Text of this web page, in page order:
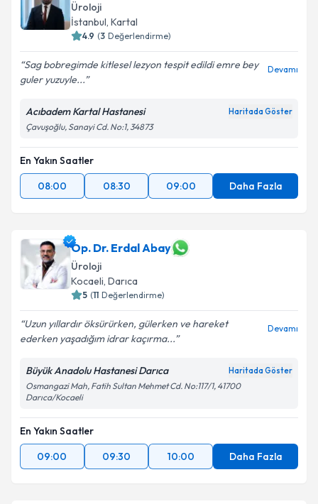
E-posta Adresiniz
Kişisel verilerimin işlenmesine ilişkin
kapsamda işlenmesini kabul ediyorum.
Takvim Talebini Gönder
Üroloji
İstanbul, Kartal
4.9 (3 Değerlendirme)
Sag bobregimde kitlesel lezyon tespit edildi emre bey
guler yuzuyle...
Devamı
Acıbadem Kartal Hastanesi Haritada Göster
Çavuşoğlu, Sanayi Cd. No:1, 34873
En Yakın Saatler
08:00
08:30 09:00 Daha Fazla
Op. Dr. Erdal Abay
Üroloji
Kocaeli, Darıca
5 (11 Değerlendirme)
Uzun yıllardır öksürürken, gülerken ve hareket
ederken yaşadığım idrar kaçırma...
Devamı
Büyük Anadolu Hastanesi Darıca Haritada Göster
Osmangazi Mah, Fatih Sultan Mehmet Cd. No:117/1, 41700
Darıca/Kocaeli
En Yakın Saatler
09:00
09:30 10:00 Daha Fazla